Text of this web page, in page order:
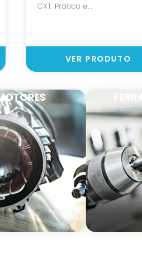
CXT. Prática e...
VER PRODUTO